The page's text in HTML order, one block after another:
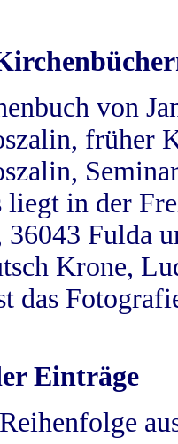
von
früher
liegt in der
36043 Fulda
Krone,
das
Einträge